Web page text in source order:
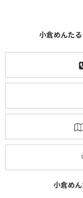
小倉めんた
小倉め